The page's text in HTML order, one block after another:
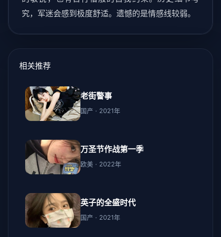
究，军迷会感到极度舒适。遗憾的是情感线较弱。
相关推荐
老街警事
国产 · 2021年
万圣节作战第一季
欧美 · 2022年
英子的全盛时代
国产 · 2021年